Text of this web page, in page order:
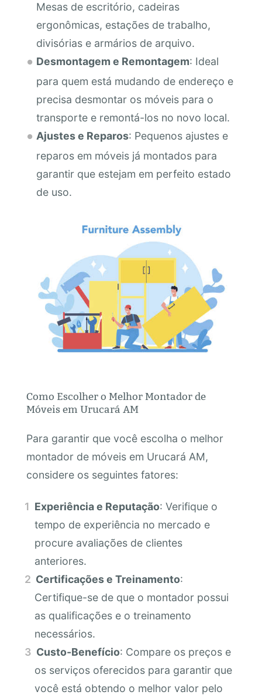
Mesas de escritório, cadeiras
ergonômicas, estações de trabalho,
divisórias e armários de arquivo.
Desmontagem e Remontagem: Ideal
para quem está mudando de endereço e
precisa desmontar os móveis para o
transporte e remontá-los no novo local.
Ajustes e Reparos: Pequenos ajustes e
reparos em móveis já montados para
garantir que estejam em perfeito estado
de uso.
Como Escolher o Melhor Montador de
Móveis em Urucará AM
Para garantir que você escolha o melhor
montador de móveis em Urucará AM,
considere os seguintes fatores:
Experiência e Reputação: Verifique o
tempo de experiência no mercado e
procure avaliações de clientes
anteriores.
Certificações e Treinamento:
Certifique-se de que o montador possui
as qualificações e o treinamento
necessários.
Custo-Benefício: Compare os preços e
os serviços oferecidos para garantir que
você está obtendo o melhor valor pelo